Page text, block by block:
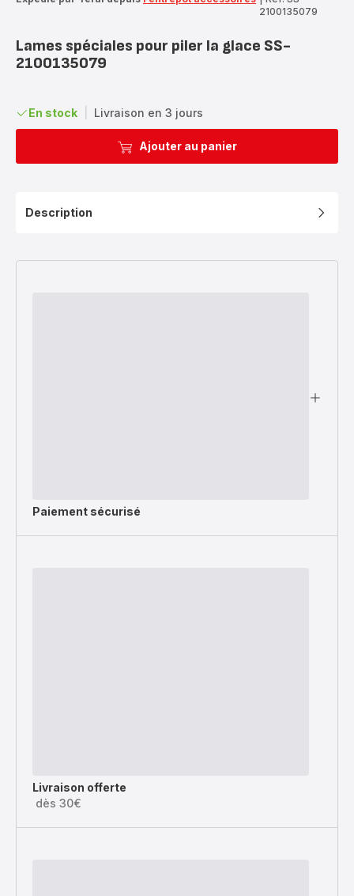
2100135079
Lames spéciales pour piler la glace SS-
2100135079
En stock Livraison en 3 jours
Ajouter au panier
Description
Paiement sécurisé
Livraison offerte
dès 30€